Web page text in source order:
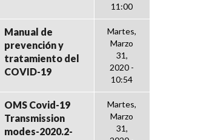
11:00
Manual de
prevención y
tratamiento del
COVID-19
Martes,
Marzo
31,
2020 -
10:54
OMS Covid-19
Transmission
modes-2020.2-
Martes,
Marzo
31,